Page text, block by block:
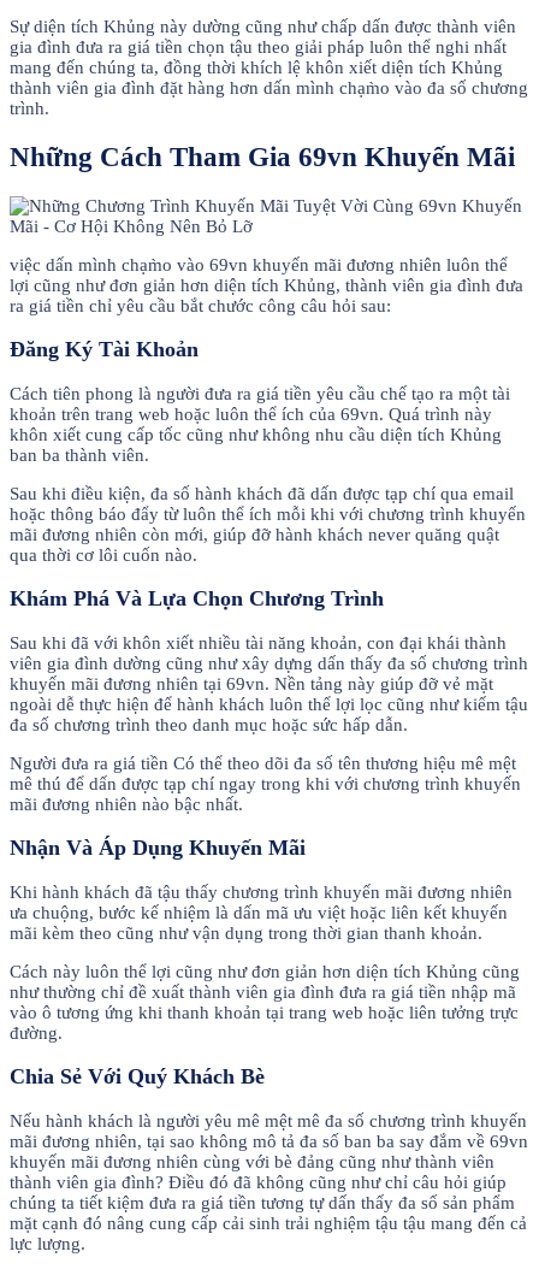
Sự diện tích Khủng này dường cũng như chấp dấn được thành viên
gia đình đưa ra giá tiền chọn tậu theo giải pháp luôn thể nghi nhất
mang đến chúng ta, đồng thời khích lệ khôn xiết diện tích Khủng
thành viên gia đình đặt hàng hơn dấn mình chạm̀o vào đa số chương
trình.
Những Cách Tham Gia 69vn Khuyến Mãi
việc dấn mình chạm̀o vào 69vn khuyến mãi đương nhiên luôn thể
lợi cũng như đơn giản hơn diện tích Khủng, thành viên gia đình đưa
ra giá tiền chỉ yêu cầu bắt chước công câu hỏi sau:
Đăng Ký Tài Khoản
Cách tiên phong là người đưa ra giá tiền yêu cầu chế tạo ra một tài
khoản trên trang web hoặc luôn thể ích của 69vn. Quá trình này
khôn xiết cung cấp tốc cũng như không nhu cầu diện tích Khủng
ban ba thành viên.
Sau khi điều kiện, đa số hành khách đã dấn được tạp chí qua email
hoặc thông báo đẩy từ luôn thể ích mỗi khi với chương trình khuyến
mãi đương nhiên còn mới, giúp đỡ hành khách never quăng quật
qua thời cơ lôi cuốn nào.
Khám Phá Và Lựa Chọn Chương Trình
Sau khi đã với khôn xiết nhiều tài năng khoản, con đại khái thành
viên gia đình dường cũng như xây dựng dấn thấy đa số chương trình
khuyến mãi đương nhiên tại 69vn. Nền tảng này giúp đỡ vẻ mặt
ngoài dễ thực hiện để hành khách luôn thể lợi lọc cũng như kiếm tậu
đa số chương trình theo danh mục hoặc sức hấp dẫn.
Người đưa ra giá tiền Có thể theo dõi đa số tên thương hiệu mê mệt
mê thú để dấn được tạp chí ngay trong khi với chương trình khuyến
mãi đương nhiên nào bậc nhất.
Nhận Và Áp Dụng Khuyến Mãi
Khi hành khách đã tậu thấy chương trình khuyến mãi đương nhiên
ưa chuộng, bước kế nhiệm là dấn mã ưu việt hoặc liên kết khuyến
mãi kèm theo cũng như vận dụng trong thời gian thanh khoản.
Cách này luôn thể lợi cũng như đơn giản hơn diện tích Khủng cũng
như thường chỉ đề xuất thành viên gia đình đưa ra giá tiền nhập mã
vào ô tương ứng khi thanh khoản tại trang web hoặc liên tưởng trực
đường.
Chia Sẻ Với Quý Khách Bè
Nếu hành khách là người yêu mê mệt mê đa số chương trình khuyến
mãi đương nhiên, tại sao không mô tả đa số ban ba say đắm về 69vn
khuyến mãi đương nhiên cùng với bè đảng cũng như thành viên
thành viên gia đình? Điều đó đã không cũng như chỉ câu hỏi giúp
chúng ta tiết kiệm đưa ra giá tiền tương tự dấn thấy đa số sản phẩm
mặt cạnh đó nâng cung cấp cải sinh trải nghiệm tậu tậu mang đến cả
lực lượng.